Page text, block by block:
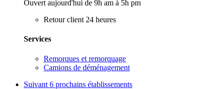
Ouvert aujourd'hui de 9h am à 5h pm
Retour client 24 heures
Services
Remorques et remorquage
Camions de déménagement
Suivant 6 prochains établissements